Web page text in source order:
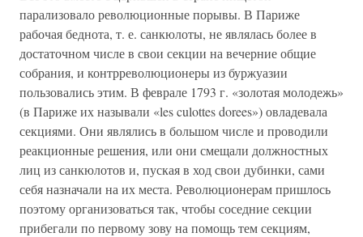
парализовало революционные порывы. В Париже
рабочая беднота, т. е. санкюлоты, не являлась более в
достаточном числе в свои секции на вечерние общие
собрания, и контрреволюционеры из буржуазии
пользовались этим. В феврале 1793 г. «золотая молодежь»
(в Париже их называли «les culottes dorees») овладевала
секциями. Они являлись в большом числе и проводили
реакционные решения, или они смещали должностных
лиц из санкюлотов и, пуская в ход свои дубинки, сами
себя назначали на их места. Революционерам пришлось
поэтому организоваться так, чтобы соседние секции
прибегали по первому зову на помощь тем секциям,